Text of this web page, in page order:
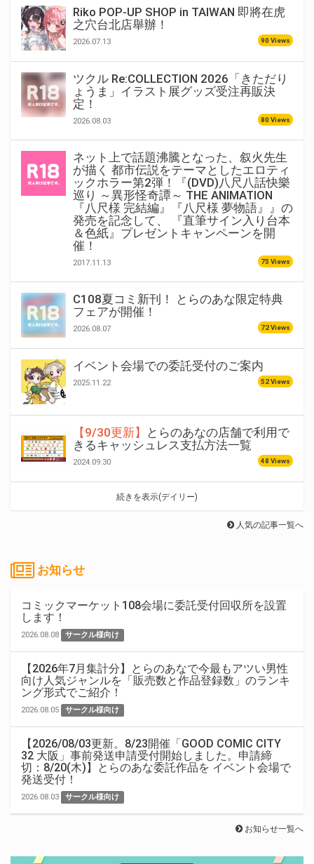
Riko POP-UP SHOP in TAIWAN 即將在虎
之穴台北店舉辦！
2026.07.13 90 Views
ツクル Re:COLLECTION 2026「きただり
ょうま」イラスト展グッズ受注再販決
定！
2026.08.03 80 Views
ネット上で話題沸騰となった、叙火先生
が描く 都市伝説をテーマとしたエロティ
ックホラー第2弾！『(DVD)八尺八話快樂
巡り ～異形怪奇譚～ THE ANIMATION
『八尺様 完結編』『八尺様 夢物語』』の
発売を記念して、 『直筆サイン入り台本
＆色紙』プレゼントキャンペーンを開
催！
2017.11.13 75 Views
C108夏コミ新刊！ とらのあな限定特典
フェアが開催！
2026.08.07 72 Views
イベント会場での委託受付のご案内
2025.11.22 52 Views
【9/30更新】
とらのあなの店舗で利用で
きるキャッシュレス支払方法一覧
2024.09.30 48 Views
続きを表示(デイリー)
人気の記事一覧へ
お知らせ
コミックマーケット108会場に委託受付回収所を設置
します！
2026.08.08 サークル様向け
【2026年7月集計分】とらのあなで今最もアツい男性
向け人気ジャンルを「販売数と作品登録数」のランキ
ング形式でご紹介！
2026.08.05 サークル様向け
【2026/08/03更新。8/23開催「GOOD COMIC CITY
32 大阪」事前発送申請受付開始しました。申請締
切：8/20(木)】とらのあな委託作品を イベント会場で
発送受付！
2026.08.03 サークル様向け
お知らせ一覧へ